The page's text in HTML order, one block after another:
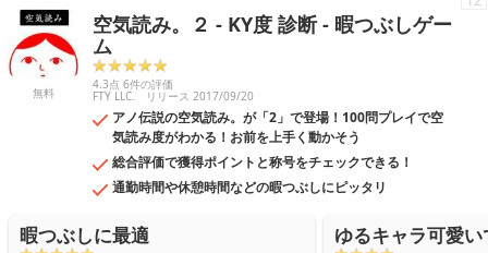
無料
空気読み。２ - KY度 診断 - 暇つぶしゲー
ム
4.3点 6件の評価
FTY LLC. リリース 2017/09/20
アノ伝説の空気読み。が「2」で登場！100問プレイで空
気読み度がわかる！お前を上手く動かそう
総合評価で獲得ポイントと称号をチェックできる！
通勤時間や休憩時間などの暇つぶしにピッタリ
暇つぶしに最適 ゆるキャラ可愛い